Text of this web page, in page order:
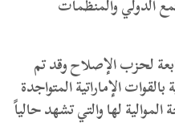
الدولي والمنظمات
لحزب الإصلاح وقد تم
الإماراتية المتواجدة
لها والتي تشهد حالياً